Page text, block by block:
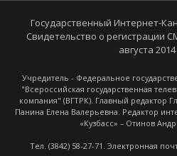
Государственный Интернет-
Свидетельство о регистрации
августа
Учредитель - Федеральное
"Всероссийская государственная
компания" (ВГТРК). Главный редактор
Панина Елена Валерьевна. Редактор
«Кузбасс» – Отинов
Тел. (3842) 58-27-71. Электронная